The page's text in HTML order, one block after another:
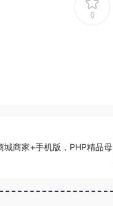
0
商家+手机版，PHP精品母